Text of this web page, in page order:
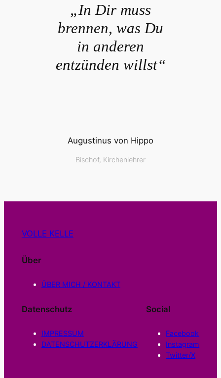
„In Dir muss
brennen, was Du
in anderen
entzünden willst“
Augustinus von Hippo
Bischof, Kirchenlehrer
VOLLE KELLE
Über
ÜBER MICH / KONTAKT
Datenschutz
IMPRESSUM
DATENSCHUTZERKLÄRUNG
Social
Facebook
Instagram
Twitter/X